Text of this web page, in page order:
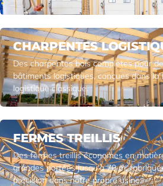
CHARPENTES
Des charpentes bois complètes pour
bâtiments logistiques, conçues dans la
logistique classique.
FERMES TREILLIS
Des fermes treillis économes en
grandes portées jusqu'à 70 m,
précision dans notre propre usine.